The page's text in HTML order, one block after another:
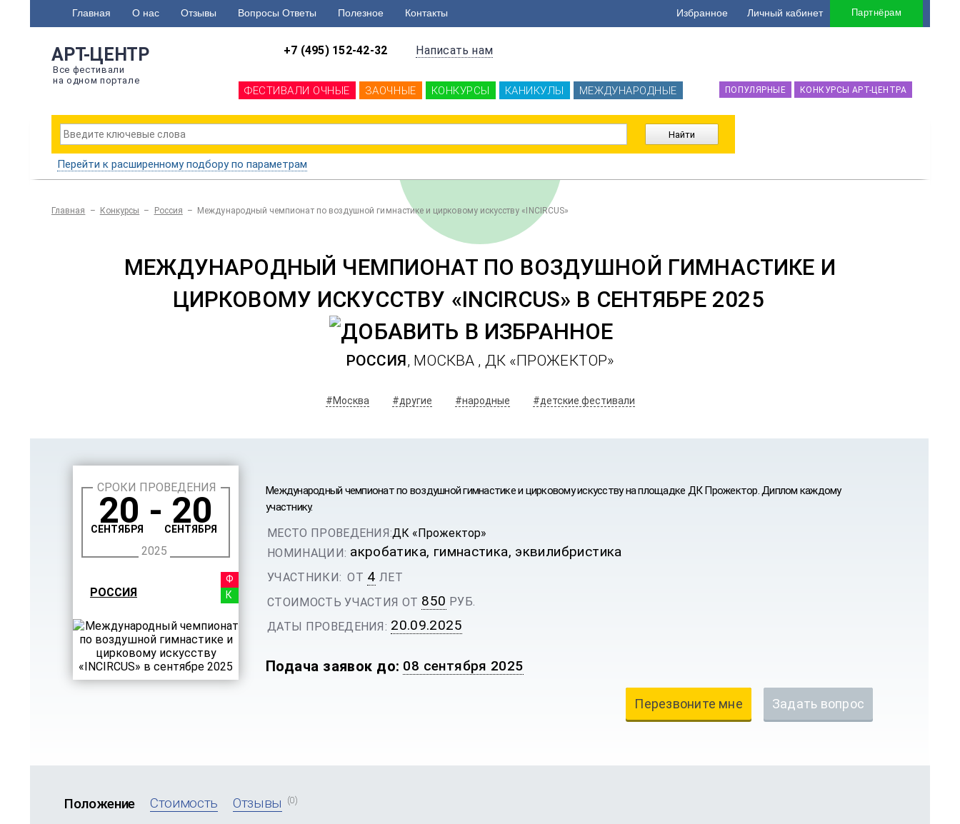
Главная О нас Отзывы Вопросы Ответы Полезное Контакты Партнёрам
Личный кабинет
Избранное
АРТ-ЦЕНТР
Все фестивали
на одном портале
+7 (495) 152-42-32 Написать нам
ФЕСТИВАЛИ ОЧНЫЕ ЗАОЧНЫЕ КОНКУРСЫ КАНИКУЛЫ МЕЖДУНАРОДНЫЕ КОНКУРСЫ АРТ-ЦЕНТРА
ПОПУЛЯРНЫЕ
Перейти к расширенному подбору по параметрам
Главная – Конкурсы – Россия – Международный чемпионат по воздушной гимнастике и цирковому искусству «INCIRCUS»
МЕЖДУНАРОДНЫЙ ЧЕМПИОНАТ ПО ВОЗДУШНОЙ ГИМНАСТИКЕ И
ЦИРКОВОМУ ИСКУССТВУ «INCIRCUS» В СЕНТЯБРЕ 2025
РОССИЯ, МОСКВА , ДК «ПРОЖЕКТОР»
#Москва #другие #народные #детские фестивали
СРОКИ ПРОВЕДЕНИЯ
20 - 20
СЕНТЯБРЯ СЕНТЯБРЯ
2025
ФЕСТИВАЛЬ
КОНКУРС
РОССИЯ
Международный чемпионат по воздушной гимнастике и цирковому искусству на площадке ДК Прожектор. Диплом каждому
участнику.
МЕСТО ПРОВЕДЕНИЯ:ДК «Прожектор»
НОМИНАЦИИ: акробатика, гимнастика, эквилибристика
УЧАСТНИКИ: ОТ 4 ЛЕТ
СТОИМОСТЬ УЧАСТИЯ ОТ 850 РУБ.
ДАТЫ ПРОВЕДЕНИЯ: 20.09.2025
Подача заявок до: 08 сентября 2025
Перезвоните мне Задать вопрос
Положение Стоимость Отзывы (0)